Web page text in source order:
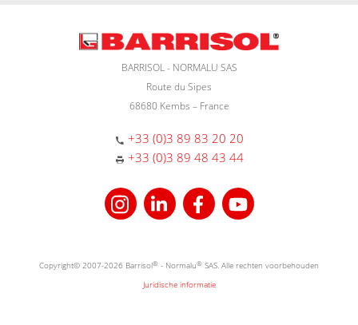
BARRISOL - NORMALU SAS
Route du Sipes
68680 Kembs – France
+33 (0)3 89 83 20 20
+33 (0)3 89 48 43 44
Copyright© 2007-2026 Barrisol® - Normalu® SAS. Alle rechten voorbehouden
Juridische informatie